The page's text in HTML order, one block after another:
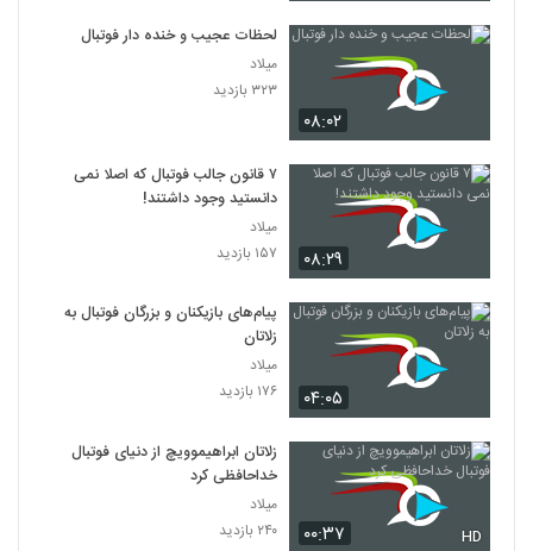
۰۸:۰۲
لحظات عجیب و خنده دار فوتبال
میلاد
۳۲۳ بازدید
۰۸:۲۹
۷ قانون جالب فوتبال که اصلا نمی
دانستید وجود داشتند!
میلاد
۱۵۷ بازدید
۰۴:۰۵
پیام‌های بازیکنان و بزرگان فوتبال به
زلاتان
میلاد
۱۷۶ بازدید
۰۰:۳۷ HD
زلاتان ابراهیموویچ از دنیای فوتبال
خداحافظی کرد
میلاد
۲۴۰ بازدید